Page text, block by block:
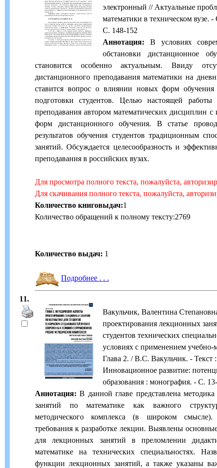
электронный // Актуальные
математики в техническом
С. 148-152
Аннотация: В условиях
обстановки дистанционное
становится особенно актуальным. Ввиду
дистанционного преподавания математики на
ставится вопрос о влиянии новых форм обучения
подготовки студентов. Целью настоящей работы
преподавания автором математических дисциплин
форм дистанционного обучения. В статье
результатов обучения студентов традиционным
занятий. Обсуждается целесообразность и
преподавания в российских вузах.
Для просмотра полного текста, пожалуйста,
Для скачивания полного текста, пожалуйста,
Количество книговыдач:1
Количество обращений к полному тексту:2769
Количество выдач: 1
Подробнее . . .
11.
Вакульчик, Валентина
проектирования лекционных
студентов технических
условиях с применением учебно-
Глава 2. / В.С. Вакульчик. - Текст
Инновационное развитие:
образования : монография. - С.
Аннотация: В данной главе представлена
занятий по математике как важного
методического комплекса (в широком смысле).
требования к разработке лекции. Выявлены
для лекционных занятий в преломлении
математике на технических специальностях.
функции лекционных занятий, а также указаны